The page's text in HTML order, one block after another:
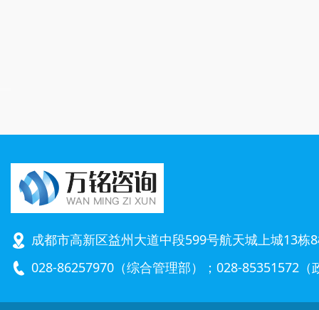
成都市高新区益州大道中段599号航天城上城13栋
028-86257970（综合管理部）；028-85351572（